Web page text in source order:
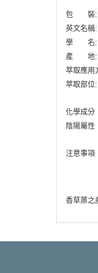
包 裝:
英文名稱
學 名:
產 地:
萃取應用
萃取部位
化學成分
陰陽屬性
注意事項
香草蒝之